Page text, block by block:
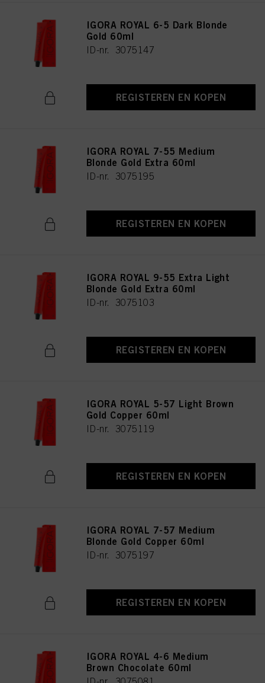
IGORA ROYAL 6-5 Dark Blonde
Gold 60ml
ID-nr. 3075147
REGISTEREN EN KOPEN
IGORA ROYAL 7-55 Medium
Blonde Gold Extra 60ml
ID-nr. 3075195
REGISTEREN EN KOPEN
IGORA ROYAL 9-55 Extra Light
Blonde Gold Extra 60ml
ID-nr. 3075103
REGISTEREN EN KOPEN
IGORA ROYAL 5-57 Light Brown
Gold Copper 60ml
ID-nr. 3075119
REGISTEREN EN KOPEN
IGORA ROYAL 7-57 Medium
Blonde Gold Copper 60ml
ID-nr. 3075197
REGISTEREN EN KOPEN
IGORA ROYAL 4-6 Medium
Brown Chocolate 60ml